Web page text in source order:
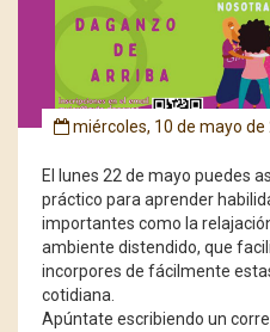
miércoles, 10 de mayo de
El lunes 22 de mayo puedes
práctico para aprender
importantes como la
ambiente distendido, que
incorpores de fácilmente
cotidiana.
Apúntate escribiendo un